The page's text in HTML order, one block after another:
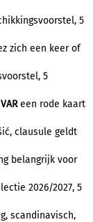
5
zich een keer of
5
VAReen rode kaart
clausule geldt
belangrijk voor
2026/2027, 5
scandinavisch,